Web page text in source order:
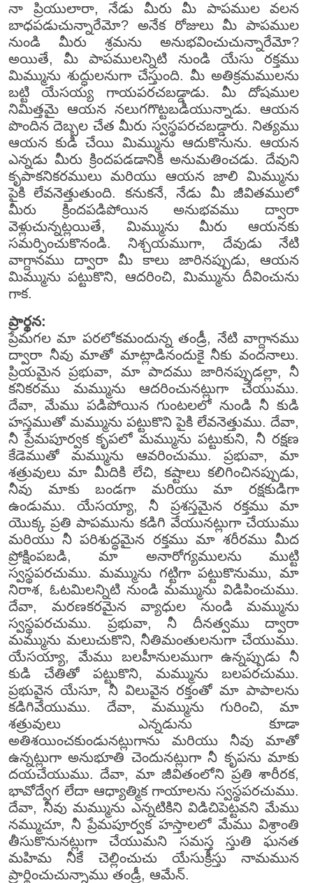
నా ప్రియులారా, నేడు మీరు మీ పాపముల వలన
బాధపడుచున్నారేమో? అనేక రోజులు మీ పాపముల
నుండి మీరు శ్రమను అనుభవించుచున్నారేమో?
అయితే, మీ పాపములన్నిటి నుండి యేసు రక్తము
మిమ్మును శుద్ధులనుగా చేస్తుంది. మీ అతిక్రమములను
బట్టి యేసయ్య గాయపరచబడ్డాడు. మీ దోషముల
నిమిత్తమై ఆయన నలుగగొట్టబడియున్నాడు. ఆయన
పొందిన దెబ్బల చేత మీరు స్వస్థపరచబడ్డారు. నిత్యము
ఆయన కుడి చేయి మిమ్మును ఆదుకొనును. ఆయన
ఎన్నడు మీరు క్రిందపడడానికి అనుమతించడు. దేవుని
కృపాకనికరములు మరియు ఆయన జాలి మిమ్మును
పైకి లేవనెత్తుతుంది. కనుకనే, నేడు మీ జీవితములో
మీరు క్రిందపడిపోయిన అనుభవము ద్వారా
వెళ్లుచున్నట్లయితే, మిమ్మును మీరు ఆయనకు
సమర్పించుకొనండి. నిశ్చయముగా, దేవుడు నేటి
వాగ్దానము ద్వారా మీ కాలు జారినప్పుడు, ఆయన
మిమ్మును పట్టుకొని, ఆదరించి, మిమ్మును దీవించును
గాక.
ప్రార్థన:
ప్రేమగల మా పరలోకమందున్న తండ్రీ, నేటి వాగ్దానము
ద్వారా నీవు మాతో మాట్లాడినందుకై నీకు వందనాలు.
ప్రియమైన ప్రభువా, మా పాదము జారినప్పుడల్లా, నీ
కనికరము మమ్మును ఆదరించునట్లుగా చేయుము.
దేవా, మేము పడిపోయిన గుంటలలో నుండి నీ కుడి
హస్తముతో మమ్మును పట్టుకొని పైకి లేవనెత్తుము. దేవా,
నీ ప్రేమపూర్వక కృపలో మమ్మును పట్టుకుని, నీ రక్షణ
కేడెముతో మమ్మును ఆవరించుము. ప్రభువా, మా
శత్రువులు మా మీదికి లేచి, కష్టాలు కలిగించినప్పుడు,
నీవు మాకు బండగా మరియు మా రక్షకుడిగా
ఉండుము. యేసయ్యా, నీ ప్రశస్తమైన రక్తము మా
యొక్క ప్రతి పాపమును కడిగి వేయునట్లుగా చేయుము
మరియు నీ పరిశుద్ధమైన రక్తము మా శరీరము మీద
ప్రోక్షింపబడి, మా అనారోగ్యములను ముట్టి
స్వస్థపరచుము. మమ్మును గట్టిగా పట్టుకొనుము, మా
నిరాశ, ఓటమిలన్నిటి నుండి మమ్మును విడిపించుము.
దేవా, మరణకరమైన వ్యాధుల నుండి మమ్మును
స్వస్థపరచుము. ప్రభువా, నీ దీనత్వము ద్వారా
మమ్మును మలుచుకొని, నీతిమంతులనుగా చేయుము.
యేసయ్యా, మేము బలహీనులముగా ఉన్నప్పుడు నీ
కుడి చేతితో పట్టుకొని, మమ్మును బలపరచుము.
ప్రభువైన యేసూ, నీ విలువైన రక్తంతో మా పాపాలను
కడిగివేయుము. దేవా, మమ్మును గురించి, మా
శత్రువులు ఎన్నడును కూడా
అతిశయించకుండునట్లుగాను మరియు నీవు మాతో
ఉన్నట్లుగా అనుభూతి చెందునట్లుగా నీ కృపను మాకు
దయచేయుము. దేవా, మా జీవితంలోని ప్రతి శారీరక,
భావోద్వేగ లేదా ఆధ్యాత్మిక గాయాలను స్వస్థపరచుము.
దేవా, నీవు మమ్మును ఎన్నటికిని విడిచిపెట్టవని మేము
నమ్ముచూ, నీ ప్రేమపూర్వక హస్తాలలో మేము విశ్రాంతి
తీసుకొనునట్లుగా చేయుమని సమస్త స్తుతి ఘనత
మహిమ నీకే చెల్లించుచు యేసుక్రీస్తు నామమున
ప్రార్థించుచున్నాము తండ్రీ, ఆమేన్.